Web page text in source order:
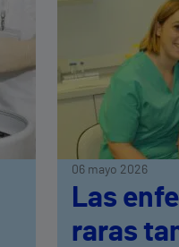
06 mayo 2026
Las
raras